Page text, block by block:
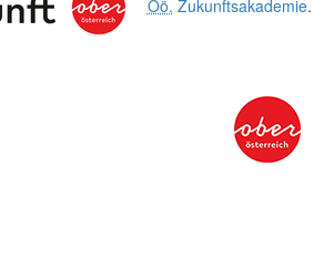
Oö. Zukunftsakademie.